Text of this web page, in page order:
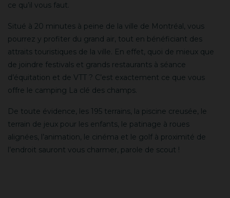
ce qu’il vous faut.
Situé à 20 minutes à peine de la ville de Montréal, vous
pourrez y profiter du grand air, tout en bénéficiant des
attraits touristiques de la ville. En effet, quoi de mieux que
de joindre festivals et grands restaurants à séance
d’équitation et de VTT ? C’est exactement ce que vous
offre le camping La clé des champs.
De toute évidence, les 195 terrains, la piscine creusée, le
terrain de jeux pour les enfants, le patinage à roues
alignées, l’animation, le cinéma et le golf à proximité de
l’endroit sauront vous charmer, parole de scout !